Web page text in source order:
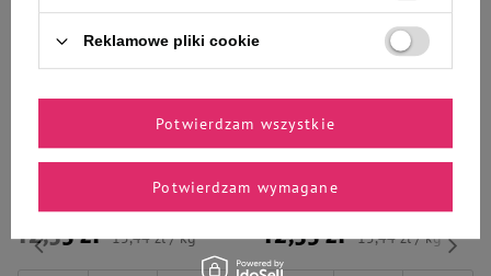
Wybrane specjalnie dla
Ciebie i Twojego czworonoga
Mokra karma dla psa Dolina
Noteci Premium bogata w indyka
12,35 zł 15,44 zł / kg
Mokra karma dla psa Dolina
z brokułami puszka 800 g
12,35 zł 15,44 zł / kg
Reklamowe pliki cookie
Potwierdzam wymagane
Potwierdzam wszystkie